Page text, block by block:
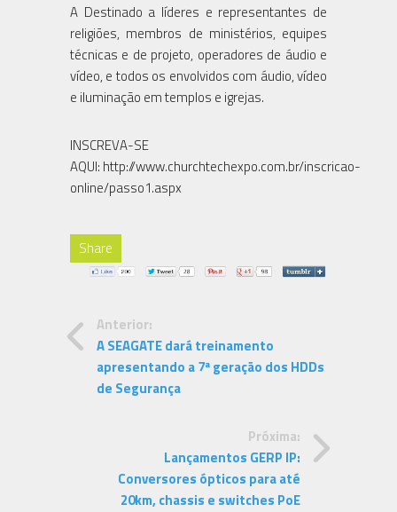
A Destinado a líderes e representantes de
religiões, membros de ministérios, equipes
técnicas e de projeto, operadores de áudio e
vídeo, e todos os envolvidos com áudio, vídeo
e iluminação em templos e igrejas.
INSCREVA-SE
AQUI: http://www.churchtechexpo.com.br/inscricao-
online/passo1.aspx
Share
Anterior:
A SEAGATE dará treinamento
apresentando a 7ª geração dos HDDs
de Segurança
Próxima:
Lançamentos GERP IP:
Conversores ópticos para até
20km, chassis e switches PoE